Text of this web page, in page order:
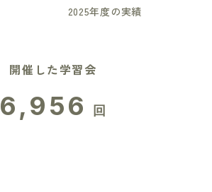
2025年度の実績
開催した学習会
6,956 回